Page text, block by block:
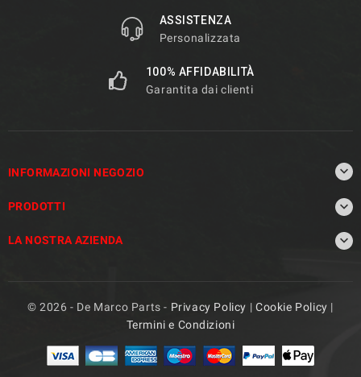
ASSISTENZA
Personalizzata
100% AFFIDABILITÀ
Garantita dai clienti
INFORMAZIONI NEGOZIO 
PRODOTTI 
LA NOSTRA AZIENDA 
© 2026 - De Marco Parts - Privacy Policy | Cookie Policy |
Termini e Condizioni